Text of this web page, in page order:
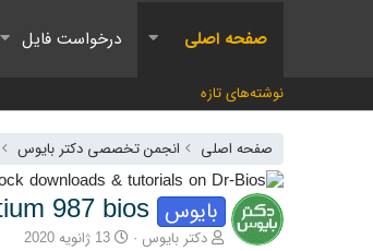
صفحه اصلی درخواست فایل
نوشته‌های تازه
صفحه اصلی انجمن تخصصی دکتر بایوس
بایوس 987 bios
آغازگر گفتمان
دکتر بایوس تاریخ شروع
13 ژانویه 2020